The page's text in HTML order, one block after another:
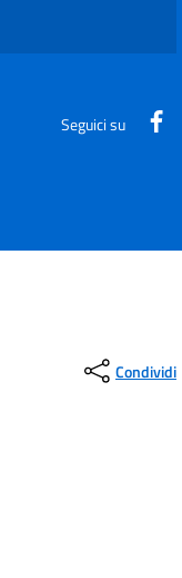
Seguici su
Condividi